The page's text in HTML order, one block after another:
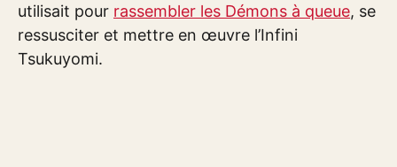
utilisait pour rassembler les Démons à queue, se
ressusciter et mettre en œuvre l’Infini
Tsukuyomi.